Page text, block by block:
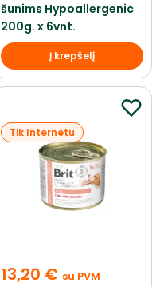
šunims Hypoallergenic
200g. x 6vnt.
Į krepšelį
13,20 € su PVM
Tik Internetu